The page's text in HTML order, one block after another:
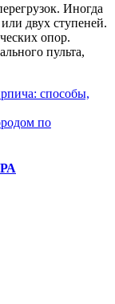
Иногда
двух ступеней.
опор.
пульта,
способы,
по